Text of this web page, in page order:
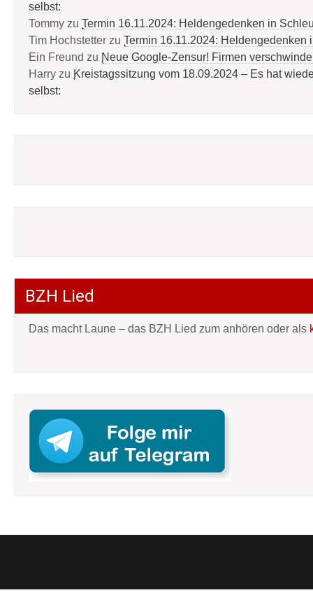
selbst:
Tommy zu Termin 16.11.2024: Heldengedenken in
Tim Hochstetter zu Termin 16.11.2024: Heldengedenken
Ein Freund zu Neue Google-Zensur! Firmen
Harry zu Kreistagssitzung vom 18.09.2024 – Es hat
selbst:
BZH Lied
Das macht Laune – das BZH Lied zum anhören oder als